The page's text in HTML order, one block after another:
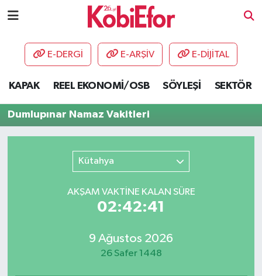
E-DERGİ E-ARŞİV E-DİJİTAL
KAPAK REEL EKONOMİ/OSB SÖYLEŞİ SEKTÖR
Dumlupınar Namaz Vakitleri
Kütahya
AKŞAM VAKTİNE KALAN SÜRE
02:42:41
9 Ağustos 2026
26 Safer 1448
AKADEMİ
DESTEK-TEŞVİK
HABERLER